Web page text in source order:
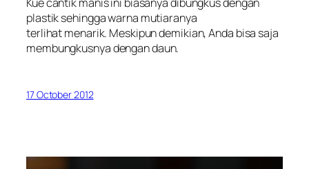
plastik sehingga warna mutiaranya
terlihat menarik. Meskipun demikian, Anda bisa saja
membungkusnya dengan daun.
17 October 2012